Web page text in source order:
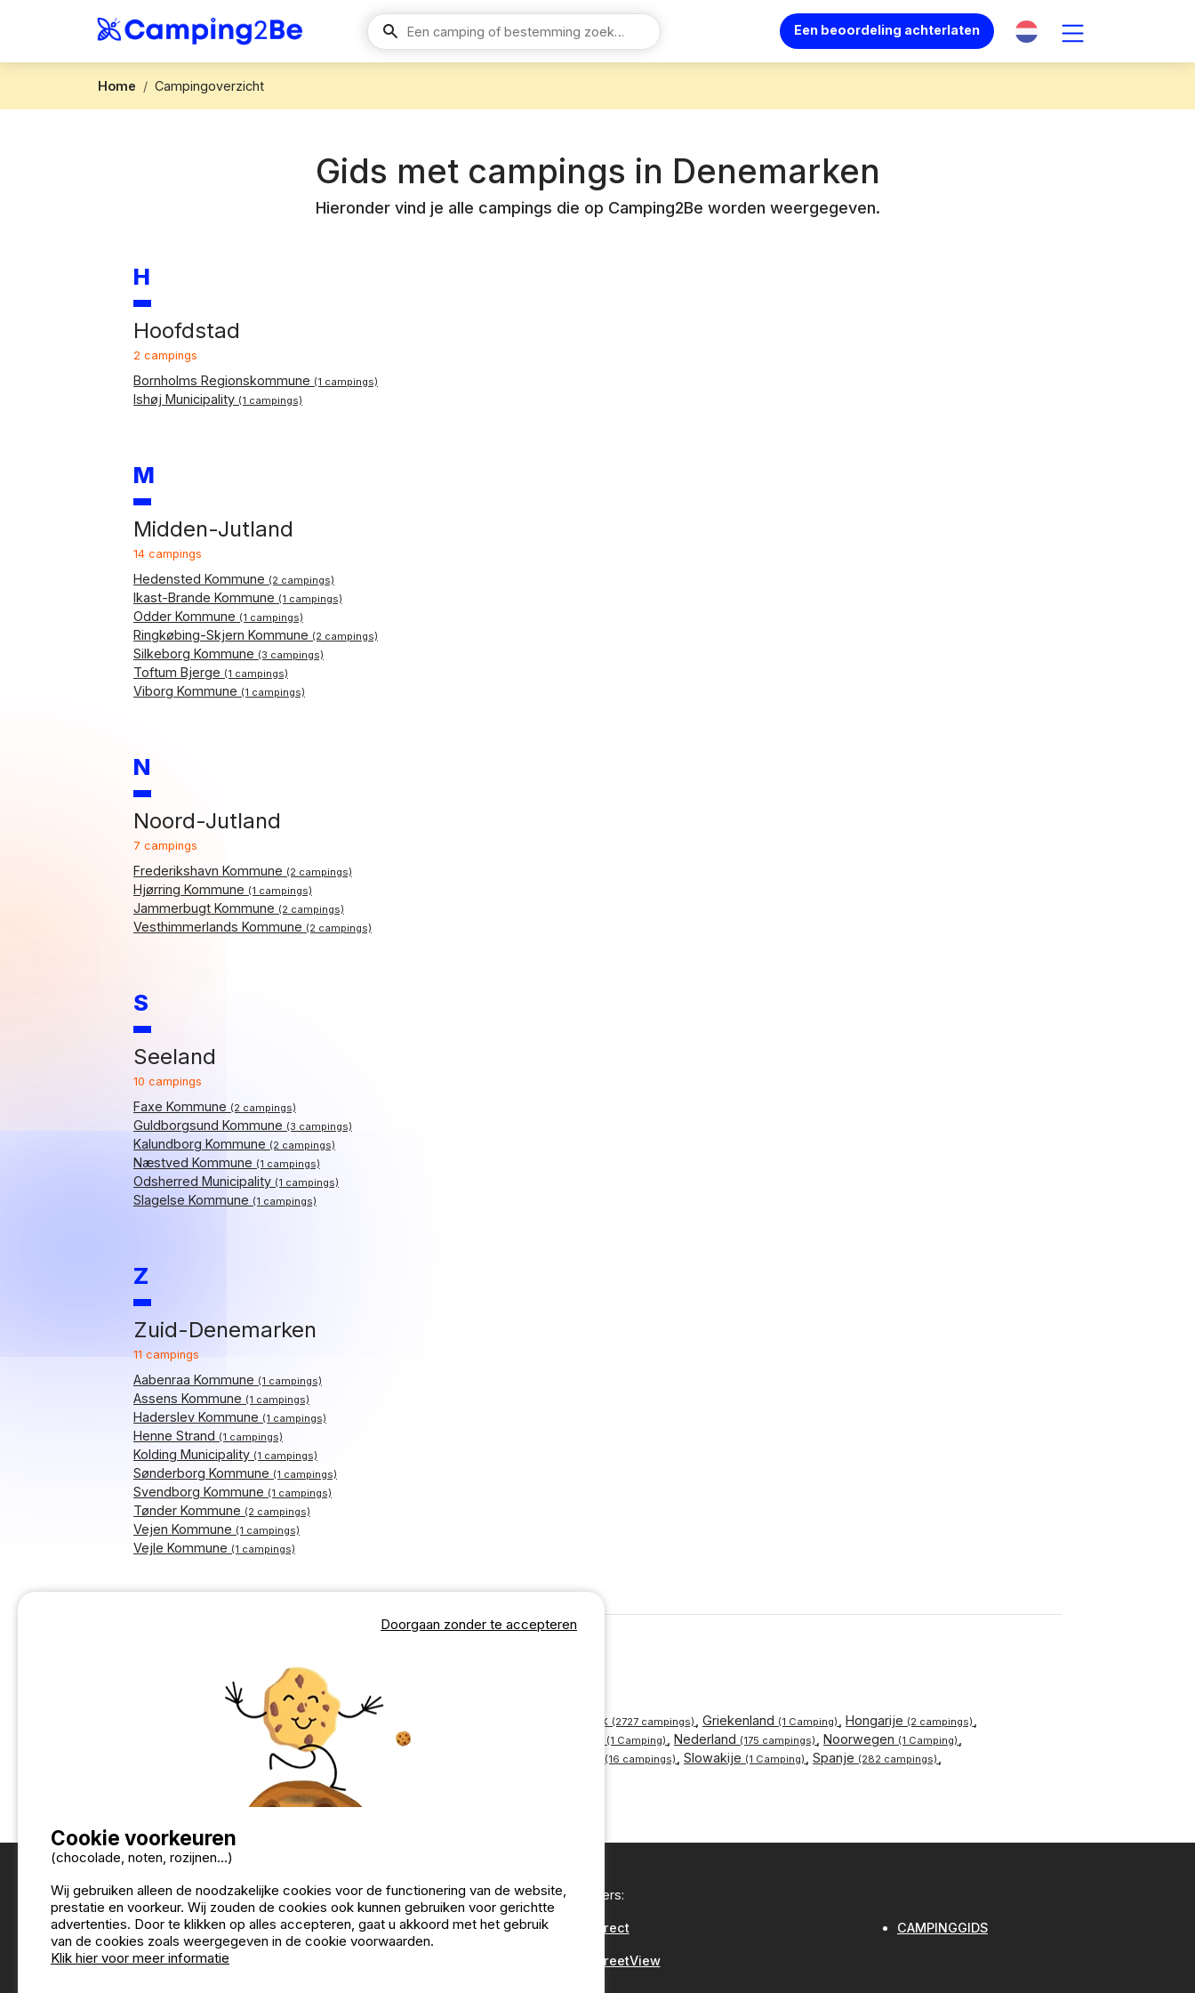
Een beoordeling achterlaten
Home Campingoverzicht
Gids met campings in Denemarken
Hieronder vind je alle campings die op Camping2Be worden weergegeven.
H
Hoofdstad
2 campings
Bornholms Regionskommune (1 campings)
Ishøj Municipality (1 campings)
M
Midden-Jutland
14 campings
Hedensted Kommune (2 campings)
Ikast-Brande Kommune (1 campings)
Odder Kommune (1 campings)
Ringkøbing-Skjern Kommune (2 campings)
Silkeborg Kommune (3 campings)
Toftum Bjerge (1 campings)
Viborg Kommune (1 campings)
N
Noord-Jutland
7 campings
Frederikshavn Kommune (2 campings)
Hjørring Kommune (1 campings)
Jammerbugt Kommune (2 campings)
Vesthimmerlands Kommune (2 campings)
S
Seeland
10 campings
Faxe Kommune (2 campings)
Guldborgsund Kommune (3 campings)
Kalundborg Kommune (2 campings)
Næstved Kommune (1 campings)
Odsherred Municipality (1 campings)
Slagelse Kommune (1 campings)
Z
Zuid-Denemarken
11 campings
Aabenraa Kommune (1 campings)
Assens Kommune (1 campings)
Haderslev Kommune (1 campings)
Henne Strand (1 campings)
Kolding Municipality (1 campings)
Sønderborg Kommune (1 campings)
Svendborg Kommune (1 campings)
Tønder Kommune (2 campings)
Vejen Kommune (1 campings)
Vejle Kommune (1 campings)
Andere landen
Duitsland(78 campings) Frankrijk (2727 campings) Griekenland (1 Camping) Hongarije (2 campings)
Kroatië (45 campings) Luxemburg (1 Camping) Nederland (175 campings) Noorwegen (1 Camping)
(41 campings) Portugal(26 campings) (16 campings) Slowakije (1 Camping) Spanje (282 campings)
(5 campings)
Onze partners:
CampingDirect
CampingStreetView
CAMPINGGIDS
Doorgaan zonder te accepteren
Cookie voorkeuren
(chocolade, noten, rozijnen...)
Wij gebruiken alleen de noodzakelijke cookies voor de functionering van de website,
prestatie en voorkeur. Wij zouden de cookies ook kunnen gebruiken voor gerichtte
advertenties. Door te klikken op alles accepteren, gaat u akkoord met het gebruik
van de cookies zoals weergegeven in de cookie voorwaarden.
Klik hier voor meer informatie